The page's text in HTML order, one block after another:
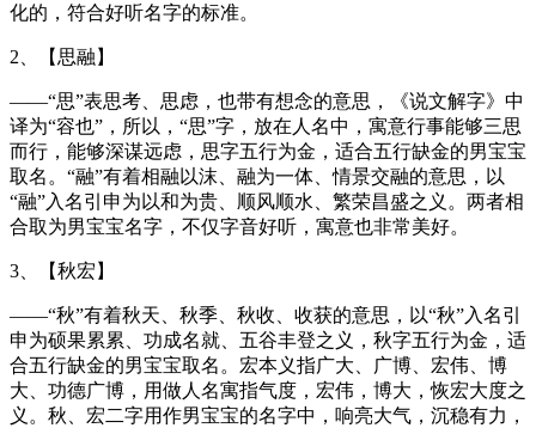
化的，符合好听名字的标准。
2、【思融】
——“思”表思考、思虑，也带有想念的意思，《说文解字》中
译为“容也”，所以，“思”字，放在人名中，寓意行事能够三思
而行，能够深谋远虑，思字五行为金，适合五行缺金的男宝宝
取名。“融”有着相融以沫、融为一体、情景交融的意思，以
“融”入名引申为以和为贵、顺风顺水、繁荣昌盛之义。两者相
合取为男宝宝名字，不仅字音好听，寓意也非常美好。
3、【秋宏】
——“秋”有着秋天、秋季、秋收、收获的意思，以“秋”入名引
申为硕果累累、功成名就、五谷丰登之义，秋字五行为金，适
合五行缺金的男宝宝取名。宏本义指广大、广博、宏伟、博
大、功德广博，用做人名寓指气度，宏伟，博大，恢宏大度之
义。秋、宏二字用作男宝宝的名字中，响亮大气，沉稳有力，